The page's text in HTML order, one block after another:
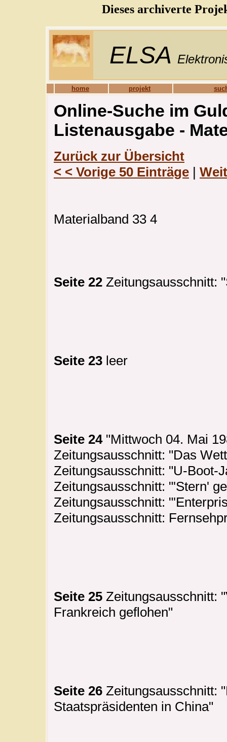
Dieses archiverte
ELSA
home projekt
Online-Suche im
Listenausgabe -
Zurück zur Übersicht
< < Vorige 50 Einträge |
Materialband 33 4
Seite 22 Zeitungsausschnitt:
Seite 23 leer
Seite 24"Mittwoch 04. Mai
Zeitungsausschnitt: "Das
Zeitungsausschnitt: "U-Boot-
Zeitungsausschnitt: "'Stern'
Zeitungsausschnitt:
Zeitungsausschnitt:
Seite 25 Zeitungsausschnitt:
Frankreich geflohen"
Seite 26 Zeitungsausschnitt:
Staatspräsidenten in China"